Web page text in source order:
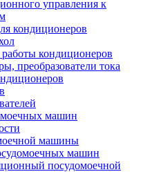
управления к
кондиционеров
работы кондиционеров
преобразователи тока
машин
машины
машин
посудомоечной